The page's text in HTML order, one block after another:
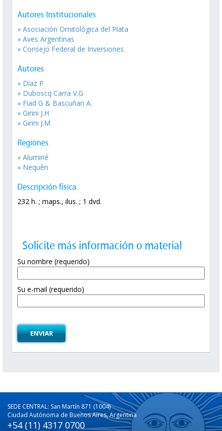
Autores Institucionales
» Asociación Ornitológica del Plata
» Aves Argentinas
» Consejo Federal de Inversiones
Autores
» Díaz P
» Duboscq Carra V.G
» Fiad G & Bascuñan A.
» Girini J.H
» Girini J.M
Regiones
» Aluminé
» Nequén
Descripción física
232 h. ; maps., ilus. ; 1 dvd.
Solicite más información o material
Su nombre (requerido)
Su e-mail (requerido)
SEDE CENTRAL: San Martín 871 (1004)
Ciudad Autónoma de Buenos Aires, Argentina
+54 (11) 4317 0700